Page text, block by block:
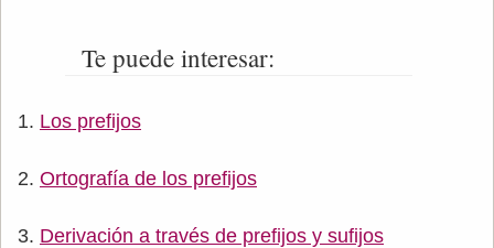
Te puede interesar:
Los prefijos
Ortografía de los prefijos
Derivación a través de prefijos y sufijos